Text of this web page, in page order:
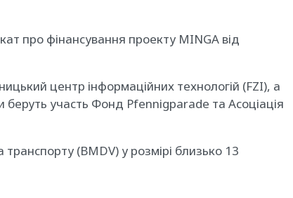
про фінансування проекту MINGA від
центр інформаційних технологій (FZI), а
участь Фонд Pfennigparade та Асоціація
(BMDV) у розмірі близько 13